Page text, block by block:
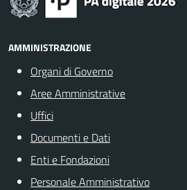
AMMINISTRAZIONE
Organi di Governo
Aree Amministrative
Uffici
Documenti e Dati
Enti e Fondazioni
Personale Amministrativo